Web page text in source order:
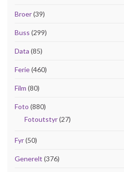
Broer(39)
Buss (299)
Data (85)
Ferie(460)
Film (80)
Foto (880)
Fotoutstyr(27)
Fyr(50)
Generelt (376)